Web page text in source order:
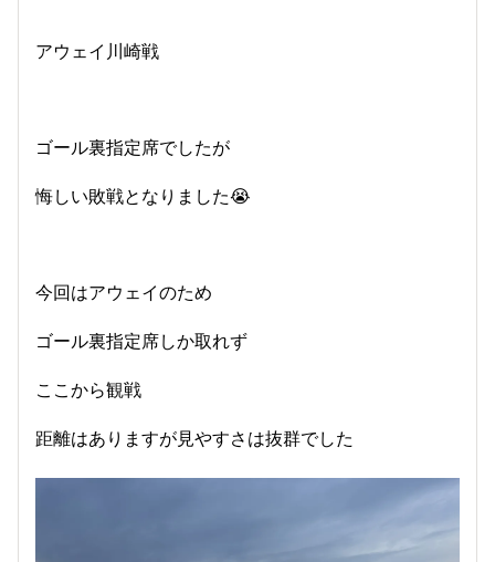
アウェイ川崎戦
ゴール裏指定席でしたが
悔しい敗戦となりました😭
今回はアウェイのため
ゴール裏指定席しか取れず
ここから観戦
距離はありますが見やすさは抜群でした